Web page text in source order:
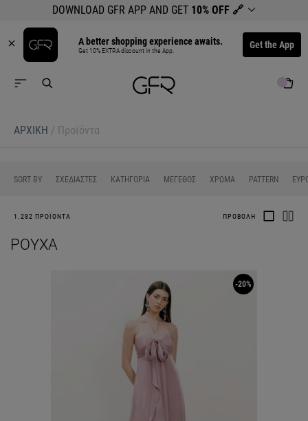
DOWNLOAD GFR APP AND GET 10% OFF 🔗
A better shopping experience awaits.
Get 10% EXTRA discount in the App. Get the App
ΑΡΧΙΚΉ / Προϊόντα
SORT BY ΣΧΕΔΙΑΣΤΕΣ ΚΑΤΗΓΟΡΙΑ ΜΕΓΕΘΟΣ ΧΡΩΜΑ PATTERN
1.282 ΠΡΟΪΟΝΤΑ ΠΡΟΒΟΛΗ
ΡΟΎΧΑ
-20%